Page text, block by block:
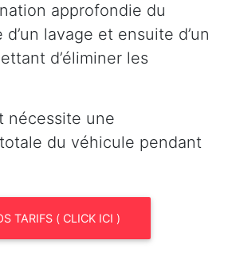
approfondie du
lavage et ensuite d’un
d’éliminer les
nécessite une
du véhicule pendant
TARIFS ( CLICK ICI )